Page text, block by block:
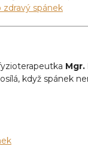
spánek
když spánek